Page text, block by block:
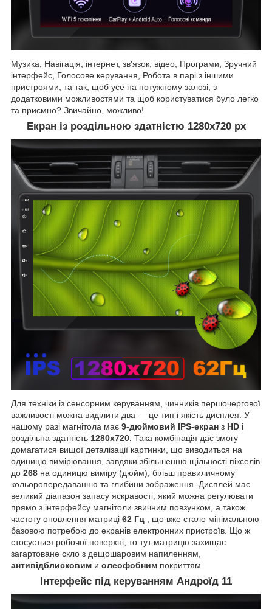
Музика, Навігація, інтернет, зв'язок, відео, Програми, Зручний
інтерфейс, Голосове керування, Робота в парі з іншими
пристроями, та так, щоб усе на потужному залозі, з
додатковими можливостями та щоб користуватися було легко
та приємно? Звичайно, можливо!
Екран із роздільною здатністю 1280х720 рх
Для техніки із сенсорним керуванням, чинників першочергової
важливості можна виділити два — це тип і якість дисплея. У
нашому разі магнітола має 9-дюймовий IPS-екран з HD і
роздільна здатність 1280х720. Така комбінація дає змогу
домагатися вищої деталізації картинки, що виводиться на
одиницю вимірювання, завдяки збільшенню щільності пікселів
до 268 на одиницю виміру (дюйм), більш правиличному
кольоропередаванню та глибини зображення. Дисплей має
великий діапазон запасу яскравості, який можна регулювати
прямо з інтерфейсу магнітоли звичним повзунком, а також
частоту оновлення матриці 62 Гц , що вже стало мінімальною
базовою потребою до екранів електронних пристроїв. Що ж
стосується робочої поверхні, то тут матрицю захищає
загартоване скло з дещошаровим напиленням,
антивідблисковим и олеофобним покриттям.
Інтерфейс під керуванням Андроїд 11